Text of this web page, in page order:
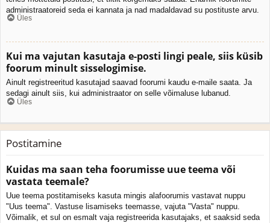
administraatoreid seda ei kannata ja nad madaldavad su postituste arvu.
Üles
Kui ma vajutan kasutaja e-posti lingi peale, siis küsib
foorum minult sisselogimise.
Ainult registreeritud kasutajad saavad foorumi kaudu e-maile saata. Ja
sedagi ainult siis, kui administraator on selle võimaluse lubanud.
Üles
Postitamine
Kuidas ma saan teha foorumisse uue teema või
vastata teemale?
Uue teema postitamiseks kasuta mingis alafoorumis vastavat nuppu
"Uus teema". Vastuse lisamiseks teemasse, vajuta "Vasta" nuppu.
Võimalik, et sul on esmalt vaja registreerida kasutajaks, et saaksid seda